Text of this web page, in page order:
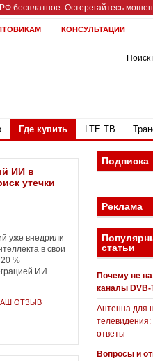
бесплатное. Остерегайтесь
КОНСУЛЬТАЦИИ
Поиск
Где купить LTE ТВ
ИИ в
утечки
уже внедрили
в свои
%
ИИ.
ОТЗЫВ
Подписка
Реклама
статьи
Почему не
каналы DVB-
Антенна для
ответы
Вопросы и